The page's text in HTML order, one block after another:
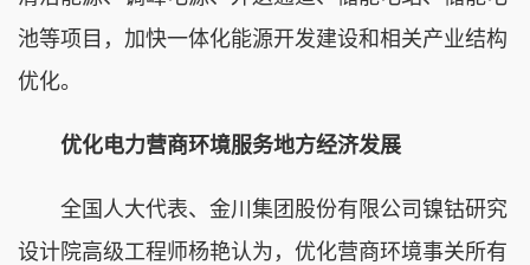
池等项目，加快一体化能源开发建设和相关产业结构
优化。
优化电力营商环境服务地方经济发展
全国人大代表、金川集团股份有限公司镍钴研究
设计院高级工程师杨艳认为，优化营商环境事关所有